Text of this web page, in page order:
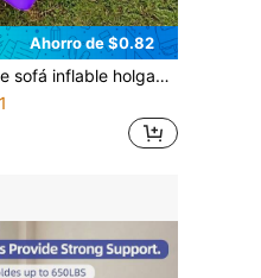
Ahorro de $0.82
festival de música, sofá inflable holgado con bolsa de transporte, silla de playa portátil impermeable y a prueba de fugas, adecuada para camping al aire libre, viajes, senderismo, piscina, fiesta en la playa